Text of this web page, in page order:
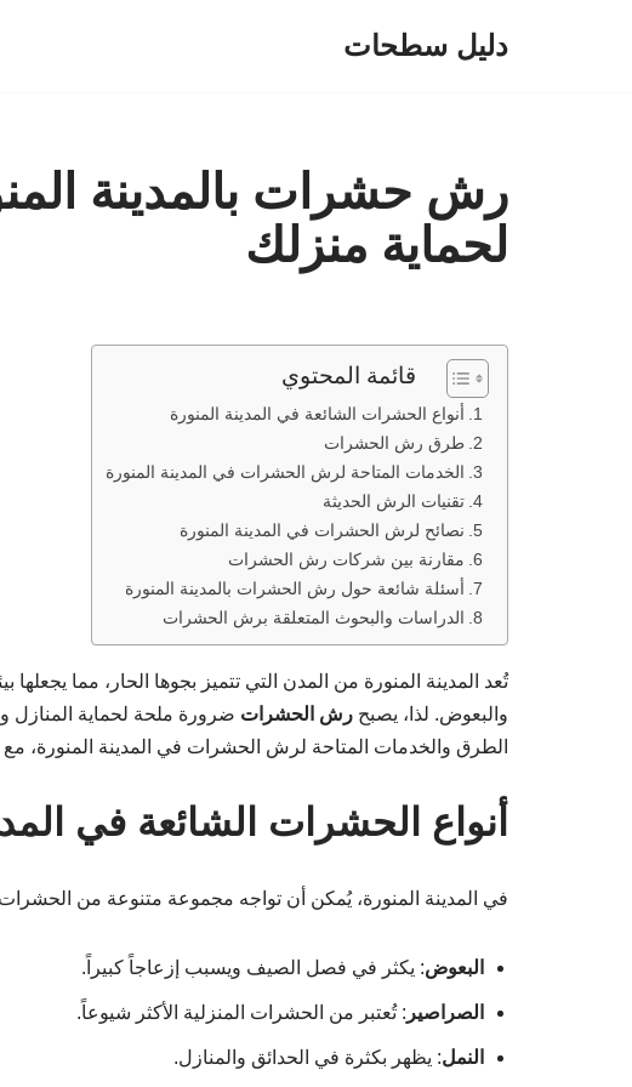
دليل سطحات
رش حشرات بالمدينة
لحماية منزلك
قائمة المحتوي
أنواع الحشرات الشائعة في المدينة المنورة
طرق رش الحشرات
الخدمات المتاحة لرش الحشرات في المدينة المنورة
تقنيات الرش الحديثة
نصائح لرش الحشرات في المدينة المنورة
مقارنة بين شركات رش الحشرات
أسئلة شائعة حول رش الحشرات بالمدينة المنورة
الدراسات والبحوث المتعلقة برش الحشرات
تُعد المدينة المنورة من المدن التي تتميز بجوها الحار، مما
والبعوض. لذا، يصبح رش الحشرات ضرورة ملحة لحماية
الطرق والخدمات المتاحة لرش الحشرات في المدينة المنورة، مع
أنواع الحشرات الشائعة في
في المدينة المنورة، يُمكن أن تواجه مجموعة متنوعة من
البعوض: يكثر في فصل الصيف ويسبب إزعاجاً كبيراً.
الصراصير : تُعتبر من الحشرات المنزلية الأكثر شيوعاً.
النمل: يظهر بكثرة في الحدائق والمنازل.